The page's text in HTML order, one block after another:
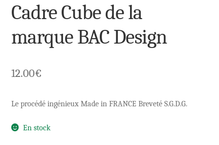
Cadre Cube de la
marque BAC Design
12.00€
Le procédé ingénieux Made in FRANCE Breveté S.G.D.G.
En stock